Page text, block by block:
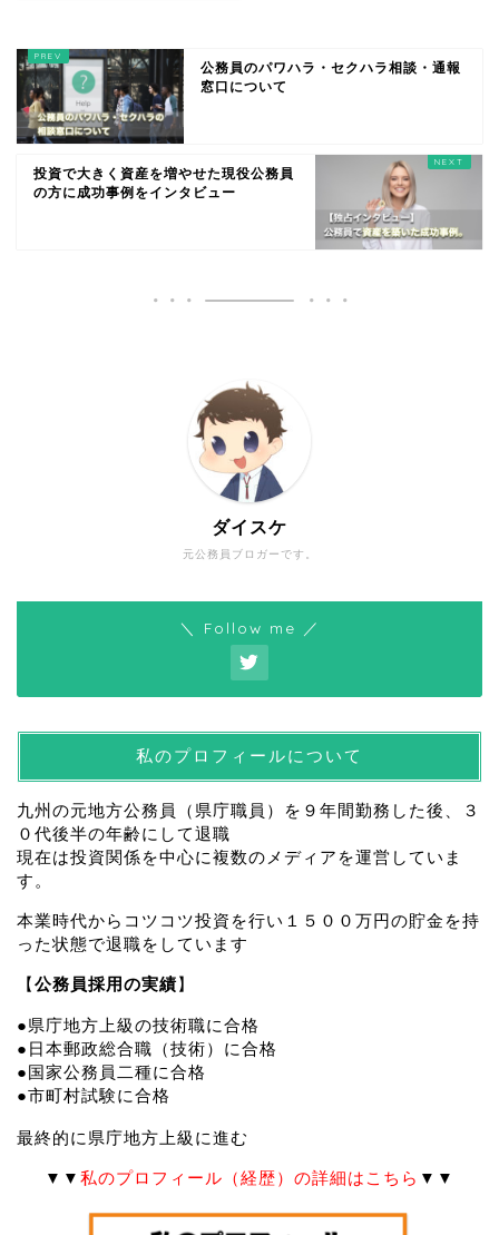
公務員のパワハラ・セクハラ相談・通報
窓口について
投資で大きく資産を増やせた現役公務員
の方に成功事例をインタビュー
元公務員ブロガーです。
ダイスケ
＼ Follow me ／
私のプロフィールについて
九州の元地方公務員（県庁職員）を９年間勤務した後、３
０代後半の年齢にして退職
現在は投資関係を中心に複数のメディアを運営していま
す。
本業時代からコツコツ投資を行い１５００万円の貯金を持
った状態で退職をしています
【公務員採用の実績】
●県庁地方上級の技術職に合格
●日本郵政総合職（技術）に合格
●国家公務員二種に合格
●市町村試験に合格
最終的に県庁地方上級に進む
▼▼ 私のプロフィール（経歴）の詳細はこちら ▼▼